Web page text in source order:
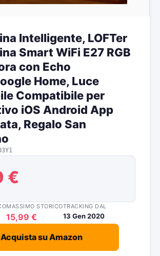
Intelligente, LOFTer
Smart WiFi E27 RGB
con Echo
Home, Luce
Compatibile per
iOS Android App
Regalo San
€
MASSIMO STORICO
15,99 €
TRACKING DAL
13 Gen 2020
Acquista su Amazon